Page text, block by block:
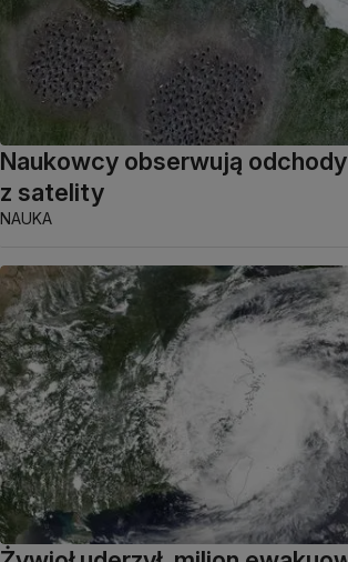
Naukowcy obserwują
z satelity
NAUKA